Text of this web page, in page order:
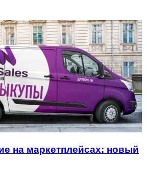
на маркетплейсах: новый